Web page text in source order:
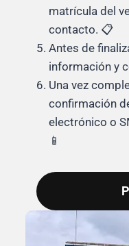
matrícula del
contacto. 📋
Antes de
información y
Una vez
confirmación
electrónico o
📱